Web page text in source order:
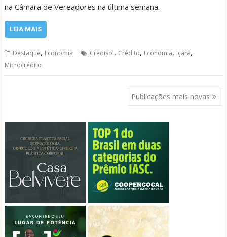
na Câmara de Vereadores na última semana.
LEIA MAIS
Destaque, Economia Credisol, Crédito, Economia, Içara,
Microcrédito
posts
Publicações mais novas